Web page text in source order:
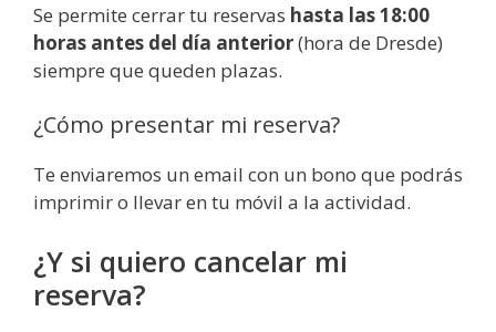
Se permite cerrar tu reservas hasta las 18:00
horas antes del día anterior(hora de Dresde)
siempre que queden plazas.
¿Cómo presentar mi reserva?
Te enviaremos un email con un bono que podrás
imprimir o llevar en tu móvil a la actividad.
¿Y si quiero cancelar mi
reserva?